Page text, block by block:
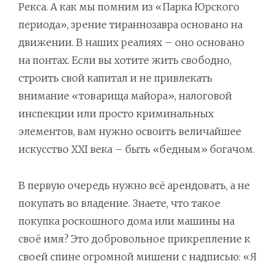
Рекса. А как мы помним из «Парка Юрского
периода», зрение тираннозавра основано на
движении. В наших реалиях – оно основано
на понтах. Если вы хотите жить свободно,
строить свой капитал и не привлекать
внимание «товарища майора», налоговой
инспекции или просто криминальных
элементов, вам нужно освоить величайшее
искусство XXI века – быть «бедным» богачом.
В первую очередь нужно всё арендовать, а не
покупать во владение. Знаете, что такое
покупка роскошного дома или машины на
своё имя? Это добровольное прикрепление к
своей спине огромной мишени с надписью: «Я